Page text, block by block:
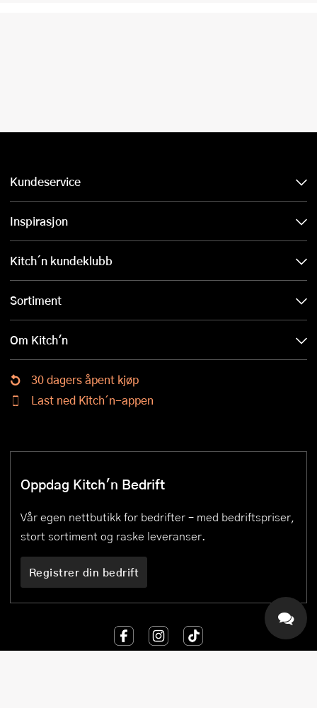
Kundeservice
Inspirasjon
Kitch´n kundeklubb
Sortiment
Om Kitch'n
30 dagers åpent kjøp
Last ned Kitch´n-appen
Oppdag Kitch'n Bedrift
Vår egen nettbutikk for bedrifter – med bedriftspriser,
stort sortiment og raske leveranser.
Registrer din bedrift